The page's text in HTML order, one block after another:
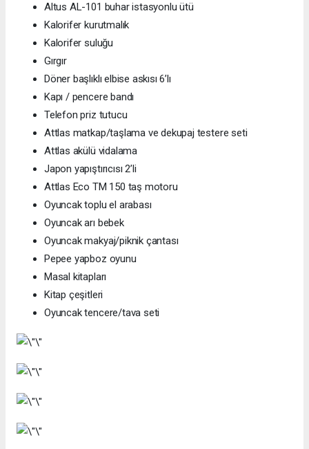
Altus AL-101 buhar istasyonlu ütü
Kalorifer kurutmalık
Kalorifer suluğu
Gırgır
Döner başlıklı elbise askısı 6’lı
Kapı / pencere bandı
Telefon priz tutucu
Attlas matkap/taşlama ve dekupaj testere seti
Attlas akülü vidalama
Japon yapıştırıcısı 2’li
Attlas Eco TM 150 taş motoru
Oyuncak toplu el arabası
Oyuncak arı bebek
Oyuncak makyaj/piknik çantası
Pepee yapboz oyunu
Masal kitapları
Kitap çeşitleri
Oyuncak tencere/tava seti